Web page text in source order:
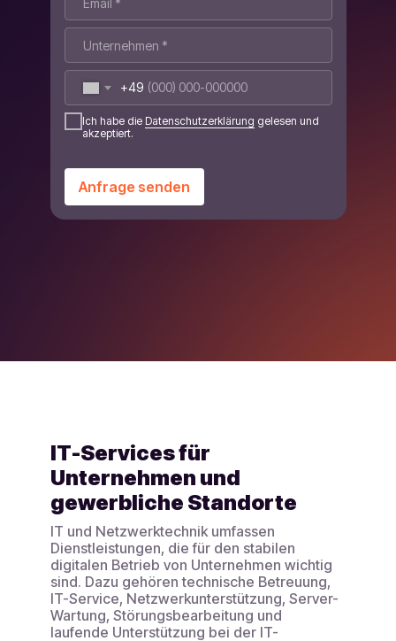
+49
Ich habe die Datenschutzerklärung gelesen und
akzeptiert.
Anfrage senden
IT-Services für
Unternehmen und
gewerbliche Standorte
IT und Netzwerktechnik umfassen
Dienstleistungen, die für den stabilen
digitalen Betrieb von Unternehmen wichtig
sind. Dazu gehören technische Betreuung,
IT-Service, Netzwerkunterstützung, Server-
Wartung, Störungsbearbeitung und
laufende Unterstützung bei der IT-